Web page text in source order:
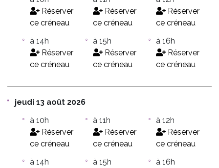
Réserver
ce créneau
Réserver
ce créneau
Réserver
ce créneau
à 14h
Réserver
ce créneau
à 15h
Réserver
ce créneau
à 16h
Réserver
ce créneau
jeudi 13 août 2026
à 10h
Réserver
ce créneau
à 11h
Réserver
ce créneau
à 12h
Réserver
ce créneau
à 14h
à 15h
à 16h